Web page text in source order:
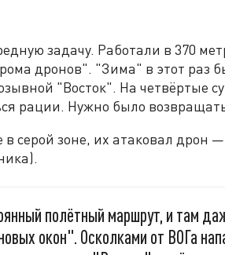
задачу. Работали в 370
дронов". "Зима" в этот раз
"Восток". На четвёртые
рации. Нужно было
серой зоне, их атаковал дрон
полётный маршрут, и там
окон". Осколками от ВОГа